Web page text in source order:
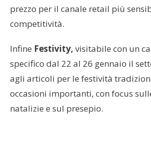
prezzo per il canale retail più
competitività.
Infine Festivity, visitabile con un
specifico dal 22 al 26 gennaio il
agli articoli per le festività
occasioni importanti, con focus
natalizie e sul presepio.